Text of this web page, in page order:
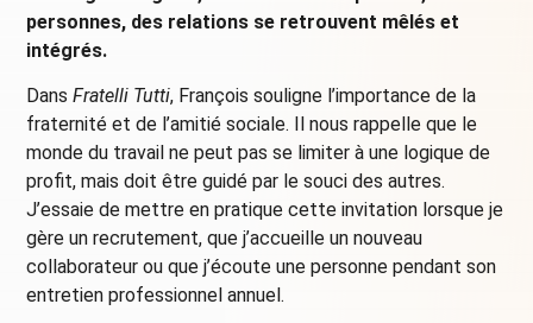
personnes, des relations se retrouvent mêlés et
intégrés.
DansFratelli Tutti, François souligne l’importance de la
fraternité et de l’amitié sociale. Il nous rappelle que le
monde du travail ne peut pas se limiter à une logique de
profit, mais doit être guidé par le souci des autres.
J’essaie de mettre en pratique cette invitation lorsque je
gère un recrutement, que j’accueille un nouveau
collaborateur ou que j’écoute une personne pendant son
entretien professionnel annuel.